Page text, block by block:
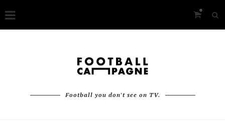
0
Football you don't see on TV.